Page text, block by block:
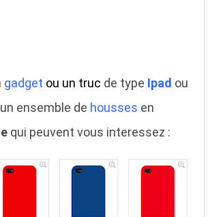
gadget ou un truc de type Ipad ou
ensemble de housses en
qui peuvent vous interessez :